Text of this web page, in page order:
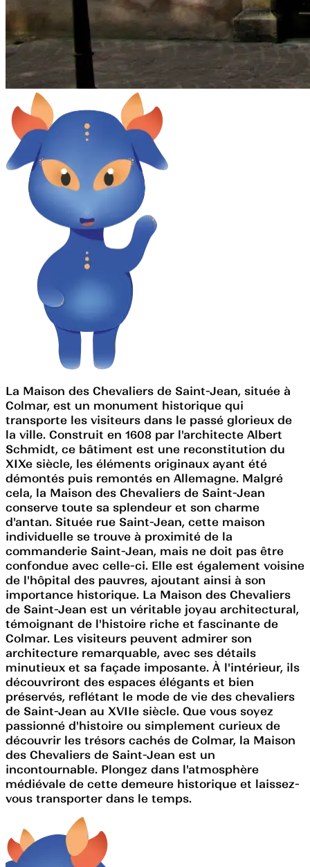
La Maison des Chevaliers de Saint-Jean, située à
Colmar, est un monument historique qui
transporte les visiteurs dans le passé glorieux de
la ville. Construit en 1608 par l'architecte Albert
Schmidt, ce bâtiment est une reconstitution du
XIXe siècle, les éléments originaux ayant été
démontés puis remontés en Allemagne. Malgré
cela, la Maison des Chevaliers de Saint-Jean
conserve toute sa splendeur et son charme
d'antan. Située rue Saint-Jean, cette maison
individuelle se trouve à proximité de la
commanderie Saint-Jean, mais ne doit pas être
confondue avec celle-ci. Elle est également voisine
de l'hôpital des pauvres, ajoutant ainsi à son
importance historique. La Maison des Chevaliers
de Saint-Jean est un véritable joyau architectural,
témoignant de l'histoire riche et fascinante de
Colmar. Les visiteurs peuvent admirer son
architecture remarquable, avec ses détails
minutieux et sa façade imposante. À l'intérieur, ils
découvriront des espaces élégants et bien
préservés, reflétant le mode de vie des chevaliers
de Saint-Jean au XVIIe siècle. Que vous soyez
passionné d'histoire ou simplement curieux de
découvrir les trésors cachés de Colmar, la Maison
des Chevaliers de Saint-Jean est un
incontournable. Plongez dans l'atmosphère
médiévale de cette demeure historique et laissez-
vous transporter dans le temps.